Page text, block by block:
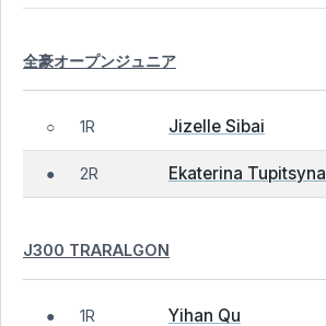
全豪オープンジュニア
○ 1R Jizelle Sibai
● 2R Ekaterina Tupitsyna
J300 TRARALGON
● 1R Yihan Qu